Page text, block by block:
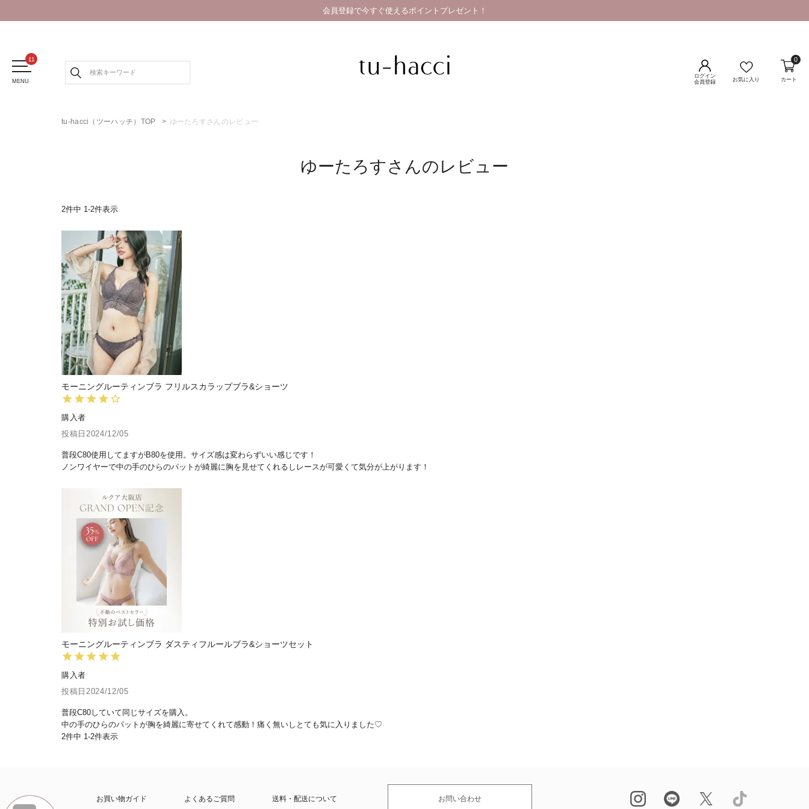
会員登録で今すぐ使えるポイントプレゼント！
MENU
ログイン
会員登録
お気に入り カート
0
tu-hacci（ツーハッチ）TOP ゆーたろすさんのレビュー
ゆーたろすさんのレビュー
2件中 1-2件表示
モーニングルーティンブラ フリルスカラップブラ&ショーツ
購入者
投稿日 2024/12/05
普段C80使用してますがB80を使用。サイズ感は変わらずいい感じです！
ノンワイヤーで中の手のひらのパットが綺麗に胸を見せてくれるしレースが可愛くて気分が上がります！
モーニングルーティンブラ ダスティフルールブラ&ショーツセット
購入者
投稿日 2024/12/05
普段C80していて同じサイズを購入。
中の手のひらのパットが胸を綺麗に寄せてくれて感動！痛く無いしとても気に入りました♡
2件中 1-2件表示
お買い物ガイド よくあるご質問 送料・配送について お問い合わせ